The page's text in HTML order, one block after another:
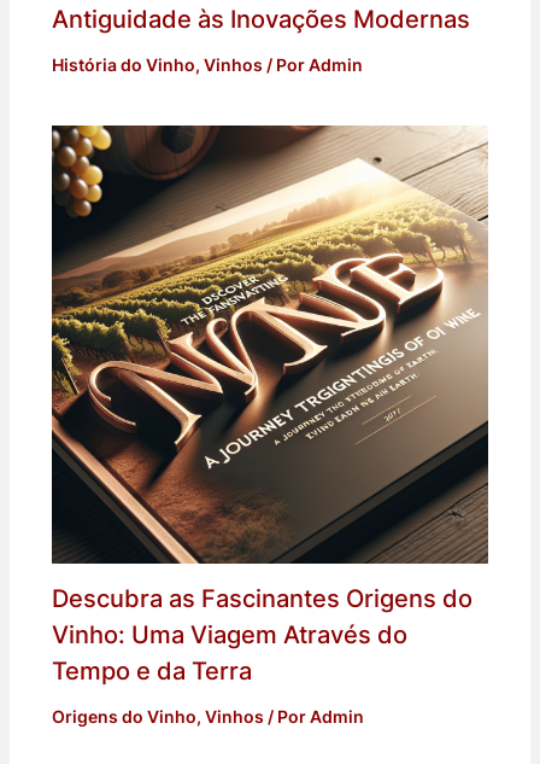
Antiguidade às Inovações Modernas
História do Vinho, Vinhos / PorAdmin
Descubra as Fascinantes Origens do
Vinho: Uma Viagem Através do
Tempo e da Terra
Origens do Vinho, Vinhos / PorAdmin